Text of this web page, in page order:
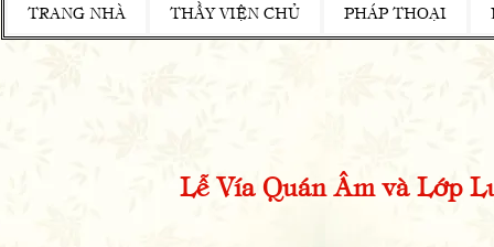
TRANG NHÀ THẦY VIỆN CHỦ PHÁP THOẠI
Lễ Vía Quán Âm và Lớp